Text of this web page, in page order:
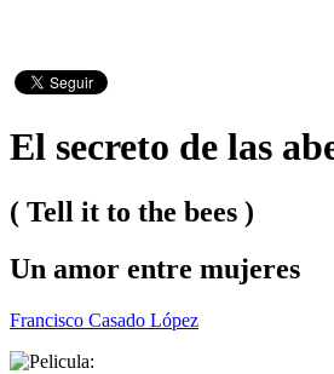
El secreto de las
( Tell it to the bees )
Un amor entre mujeres
Francisco Casado López